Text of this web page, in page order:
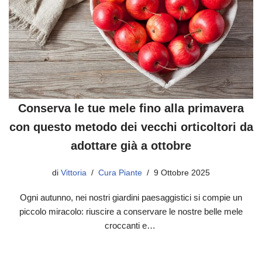
Conserva le tue mele fino alla primavera
con questo metodo dei vecchi orticoltori da
adottare già a ottobre
di Vittoria Cura Piante 9 Ottobre 2025
Ogni autunno, nei nostri giardini paesaggistici si compie un
piccolo miracolo: riuscire a conservare le nostre belle mele
croccanti e…